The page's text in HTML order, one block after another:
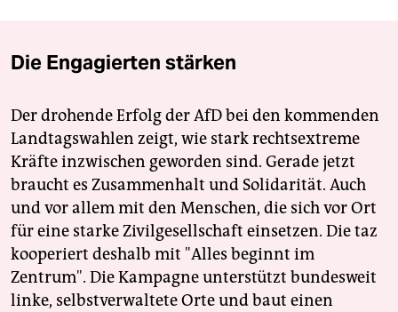
Die Engagierten stärken
Der drohende Erfolg der AfD bei den kommenden
Landtagswahlen zeigt, wie stark rechtsextreme
Kräfte inzwischen geworden sind. Gerade jetzt
braucht es Zusammenhalt und Solidarität. Auch
und vor allem mit den Menschen, die sich vor Ort
für eine starke Zivilgesellschaft einsetzen. Die taz
kooperiert deshalb mit "Alles beginnt im
Zentrum". Die Kampagne unterstützt bundesweit
linke, selbstverwaltete Orte und baut einen